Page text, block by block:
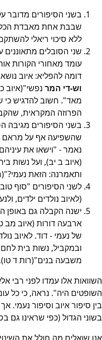
בשני הסיפורים
שבבת אחת מאבדת
ללא סיכוי ריאלי
שני הסובלים
עומד מאחורי הקורות
דומה להפליא: איוב
וש-די המר נפשי"(איוב
מאד". חשוב להדגיש כי
הפרוזה המקראית,
בשני הסיפורים מגיבה
שהשפיעה אף על מראם
נאמר - "וישאו את
(איוב ב יב), ועל נשות
ותאמרנה: הזאת
לשני הסיפורים "סוף
(לאיוב נולדים ילדים,
ישנה הקבלה גם באופן
ארבעה דורות (איוב מב
של נעמי - דוד. לאיוב
ובמקביל, נשות בית
משבעה בנים"(רות ד טו).
השוואות אלו עמדו לפני רבי
השופטים היה". נראה, כי כל
בין סיפור איוב וסיפור נעמי.
בשוני הגדול (כפי שראינו גם
אנו שואלים מה חולל את